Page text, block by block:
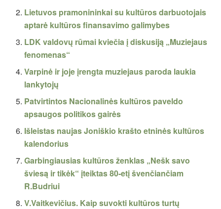
Lietuvos pramonininkai su kultūros darbuotojais
aptarė kultūros finansavimo galimybes
LDK valdovų rūmai kviečia į diskusiją „Muziejaus
fenomenas“
Varpinė ir joje įrengta muziejaus paroda laukia
lankytojų
Patvirtintos Nacionalinės kultūros paveldo
apsaugos politikos gairės
Išleistas naujas Joniškio krašto etninės kultūros
kalendorius
Garbingiausias kultūros ženklas „Nešk savo
šviesą ir tikėk“ įteiktas 80-etį švenčiančiam
R.Budriui
V.Vaitkevičius. Kaip suvokti kultūros turtų